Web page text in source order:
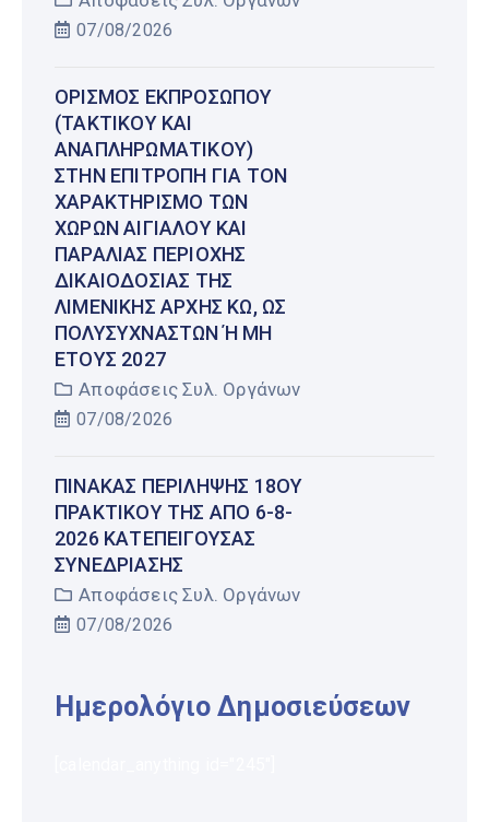
07/08/2026
ΟΡΙΣΜΌΣ ΕΚΠΡΟΣΏΠΟΥ
(ΤΑΚΤΙΚΟΎ ΚΑΙ
ΑΝΑΠΛΗΡΩΜΑΤΙΚΟΎ)
ΣΤΗΝ ΕΠΙΤΡΟΠΉ ΓΙΑ ΤΟΝ
ΧΑΡΑΚΤΗΡΙΣΜΌ ΤΩΝ
ΧΏΡΩΝ ΑΙΓΙΑΛΟΎ ΚΑΙ
ΠΑΡΑΛΊΑΣ ΠΕΡΙΟΧΉΣ
ΔΙΚΑΙΟΔΟΣΊΑΣ ΤΗΣ
ΛΙΜΕΝΙΚΉΣ ΑΡΧΉΣ ΚΩ, ΩΣ
ΠΟΛΥΣΎΧΝΑΣΤΩΝ Ή ΜΗ Έ
ΤΟΥΣ 2027
Αποφάσεις Συλ. Οργάνων
07/08/2026
ΠΊΝΑΚΑΣ ΠΕΡΊΛΗΨΗΣ 18ΟΥ
ΠΡΑΚΤΙΚΟΎ ΤΗΣ ΑΠΌ 6-8-
2026 ΚΑΤΕΠΕΊΓΟΥΣΑΣ
ΣΥΝΕΔΡΊΑΣΗΣ
Αποφάσεις Συλ. Οργάνων
07/08/2026
Ημερολόγιο Δημοσιεύσεων